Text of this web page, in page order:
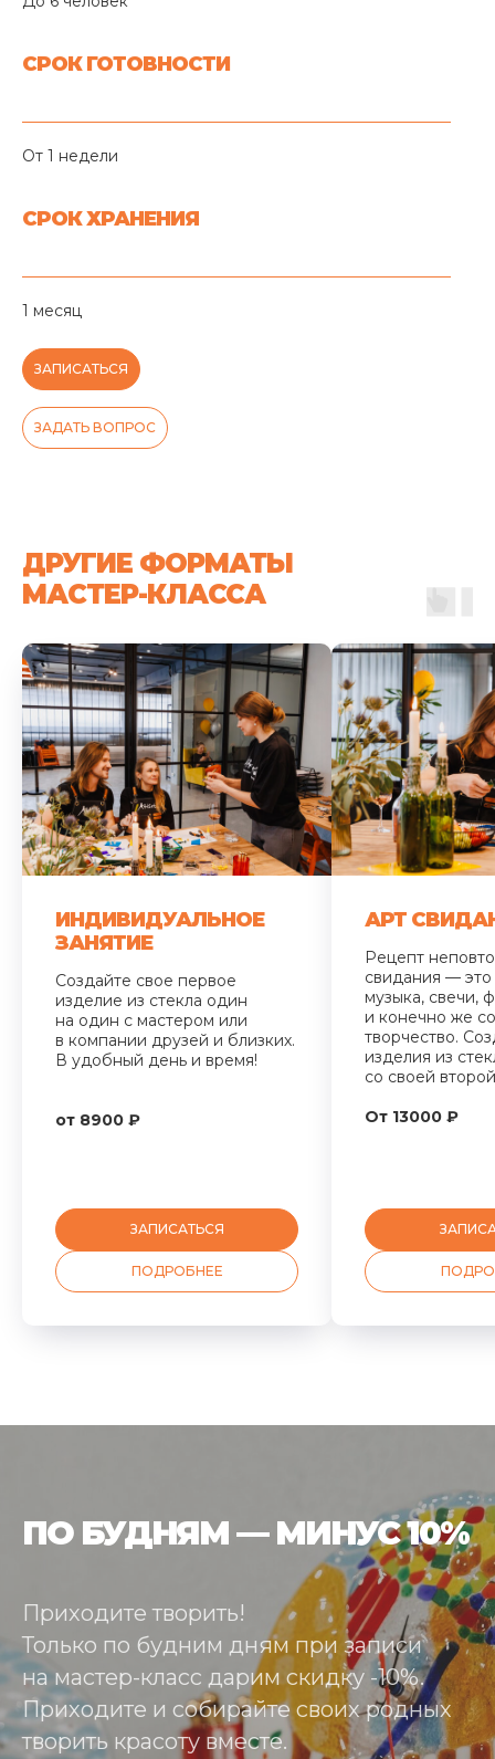
СРОК ГОТОВНОСТИ
От 1 недели
СРОК ХРАНЕНИЯ
1 месяц
ЗАПИСАТЬСЯ
ЗАДАТЬ ВОПРОС
ДРУГИЕ ФОРМАТЫ
МАСТЕР-КЛАССА
ИНДИВИДУАЛЬНОЕ
ЗАНЯТИЕ
Создайте свое первое
изделие из стекла один
на один с мастером или
в компании друзей и близких.
В удобный день и время!
от 8900 ₽
ЗАПИСАТЬСЯ
ПОДРОБНЕЕ
АРТ
Рецепт
свидания —
музыка, свечи,
и конечно же
творчество.
изделия из
со своей
От 13000 ₽
ПО БУДНЯМ — МИНУС 10%
Приходите творить!
Только по будним дням при записи
на мастер-класс дарим скидку -10%.
Приходите и собирайте своих родных
творить красоту вместе.